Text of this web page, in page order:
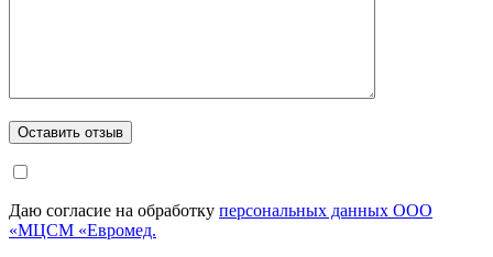
Даю согласие на обработку персональных данных ООО
«МЦСМ «Евромед.